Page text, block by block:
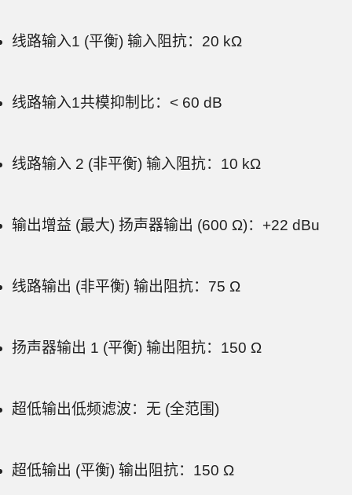
线路输入1 (平衡) 输入阻抗：20 kΩ
线路输入1共模抑制比：< 60 dB
线路输入 2 (非平衡) 输入阻抗：10 kΩ
输出增益 (最大) 扬声器输出 (600 Ω)：+22 dBu
线路输出 (非平衡) 输出阻抗：75 Ω
扬声器输出 1 (平衡) 输出阻抗：150 Ω
超低输出低频滤波：无 (全范围)
超低输出 (平衡) 输出阻抗：150 Ω